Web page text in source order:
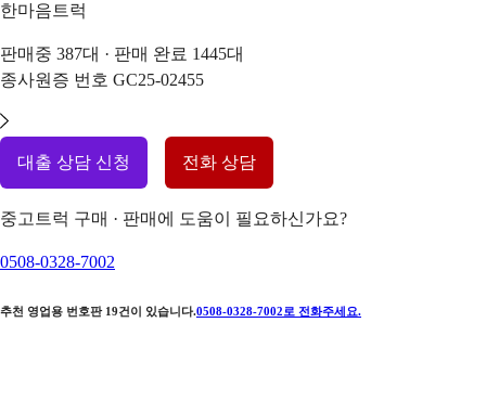
한마음트럭
판매중 387대 · 판매 완료 1445대
종사원증 번호 GC25-02455
대출 상담 신청 전화 상담
중고트럭 구매 · 판매에 도움이 필요하신가요?
0508-0328-7002
추천 영업용 번호판 19건이 있습니다.0508-0328-7002 로 전화주세요.